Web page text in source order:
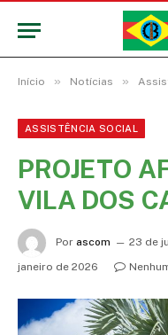
Início » Notícias »
ASSISTÊNCIA SOCIAL
PROJETO
VILA DOS
Por ascom 23 de
janeiro de 2026